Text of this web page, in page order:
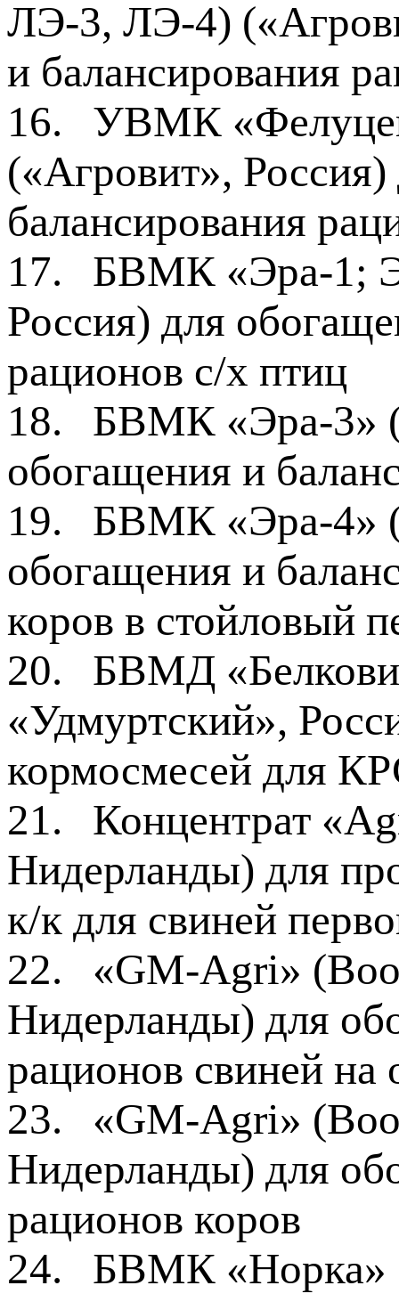
ЛЭ-3, ЛЭ-4)
и балансирования
16.
УВМК
(«Агровит»,
балансирования
17.
БВМК «Эра-1;
Россия) для
рационов с/х птиц
18.
БВМК «Эра-3»
обогащения и
19.
БВМК «Эра-4»
обогащения и
коров в стойловый
20.
БВМД
«Удмуртский»,
кормосмесей для
21.
Концентрат
Нидерланды) для
к/к для свиней
22.
«GM-Agri»
Нидерланды) для
рационов свиней на
23.
«GM-Agri»
Нидерланды) для
рационов коров
24.
БВМК «Норка»